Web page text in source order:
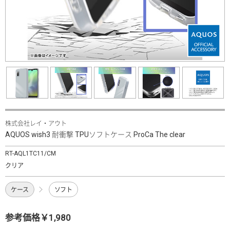
株式会社レイ・アウト
AQUOS wish3 耐衝撃 TPUソフトケース ProCa The clear
RT-AQL1TC11/CM
クリア
ケース ソフト
参考価格￥1,980